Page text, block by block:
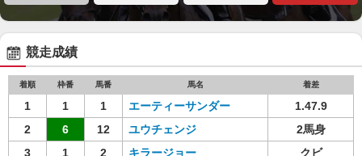
競走成績
着順 枠番 馬番 馬名 着差
1 1 1 エーティーサンダー
1.47.9
2
6 12 ユウチェンジ
2馬身
3
1 2 キラージョー
クビ